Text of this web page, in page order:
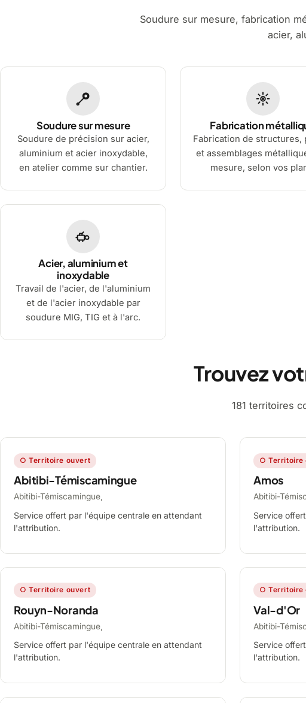
Soudure sur mesure, fabrication
acier,
Soudure sur mesure
Soudure de précision sur acier,
aluminium et acier inoxydable,
en atelier comme sur chantier.
Fabrication
Fabrication de structures,
et assemblages
mesure, selon vos
Acier, aluminium et
inoxydable
Travail de l'acier, de l'aluminium
et de l'acier inoxydable par
soudure MIG, TIG et à l'arc.
Trouvez
181 territoires
○ Territoire ouvert
Abitibi-Témiscamingue
Abitibi-Témiscamingue,
Service offert par l'équipe centrale en attendant
l'attribution.
○ Territoire
Amos
Abitibi-
Service
l'attribution.
○ Territoire ouvert
Rouyn-Noranda
Abitibi-Témiscamingue,
Service offert par l'équipe centrale en attendant
l'attribution.
○ Territoire
Val-d'Or
Abitibi-
Service
l'attribution.